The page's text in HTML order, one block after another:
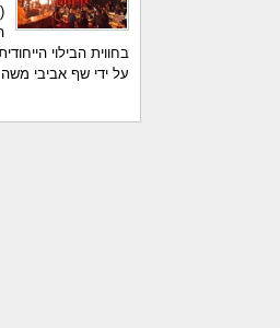
בחווית הבילוי
על ידי שף אביבי משה